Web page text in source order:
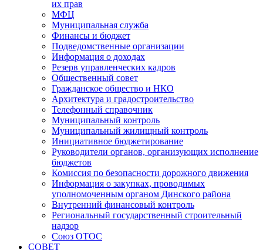
их прав
МФЦ
Муниципальная служба
Финансы и бюджет
Подведомственные организации
Информация о доходах
Резерв управленческих кадров
Общественный совет
Гражданское общество и НКО
Архитектура и градостроительство
Телефонный справочник
Муниципальный контроль
Муниципальный жилищный контроль
Инициативное бюджетирование
Руководители органов, организующих исполнение
бюджетов
Комиссия по безопасности дорожного движения
Информация о закупках, проводимых
уполномоченным органом Динского района
Внутренний финансовый контроль
Региональный государственный строительный
надзор
Союз ОТОС
СОВЕТ